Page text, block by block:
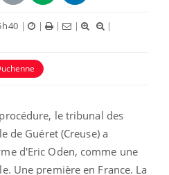
| | | |
|
le tribunal des
de Guéret (Creuse) a
d'Eric Oden, comme une
Une première en France. La